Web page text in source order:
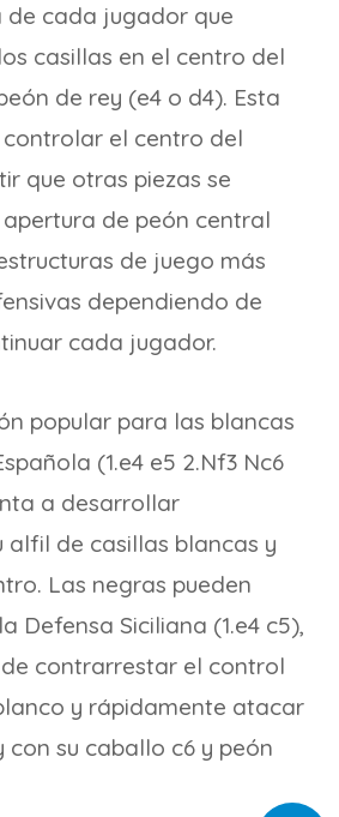
cada jugador que
casillas en el centro del
de rey (e4 o d4). Esta
el centro del
que otras piezas se
de peón central
de juego más
dependiendo de
cada jugador.
popular para las blancas
(1.e4 e5 2.Nf3 Nc6
a desarrollar
alfil de casillas blancas y
Las negras pueden
Defensa Siciliana (1.e4 c5),
contrarrestar el control
y rápidamente atacar
su caballo c6 y peón